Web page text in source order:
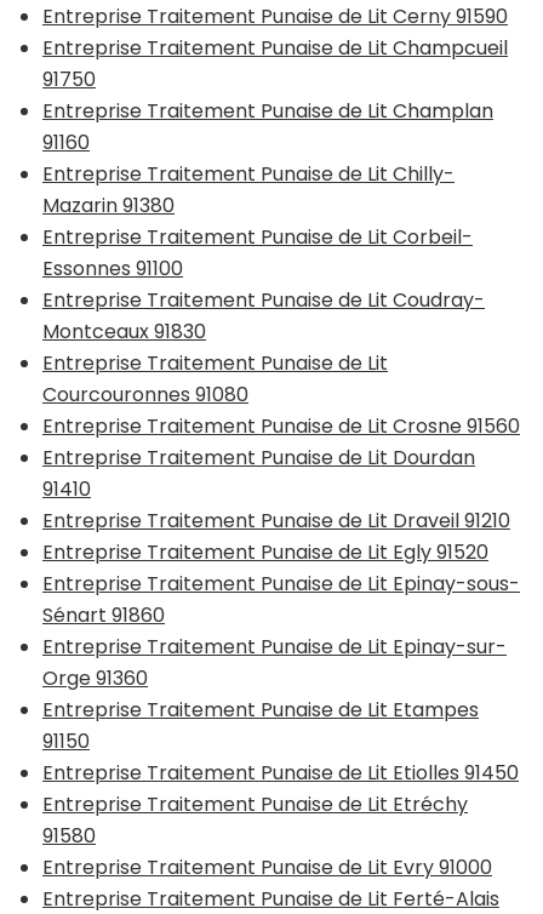
Entreprise Traitement Punaise de Lit Cerny 91590
Entreprise Traitement Punaise de Lit Champcueil
91750
Entreprise Traitement Punaise de Lit Champlan
91160
Entreprise Traitement Punaise de Lit Chilly-
Mazarin 91380
Entreprise Traitement Punaise de Lit Corbeil-
Essonnes 91100
Entreprise Traitement Punaise de Lit Coudray-
Montceaux 91830
Entreprise Traitement Punaise de Lit
Courcouronnes 91080
Entreprise Traitement Punaise de Lit Crosne 91560
Entreprise Traitement Punaise de Lit Dourdan
91410
Entreprise Traitement Punaise de Lit Draveil 91210
Entreprise Traitement Punaise de Lit Egly 91520
Entreprise Traitement Punaise de Lit Epinay-sous-
Sénart 91860
Entreprise Traitement Punaise de Lit Epinay-sur-
Orge 91360
Entreprise Traitement Punaise de Lit Etampes
91150
Entreprise Traitement Punaise de Lit Etiolles 91450
Entreprise Traitement Punaise de Lit Etréchy
91580
Entreprise Traitement Punaise de Lit Evry 91000
Entreprise Traitement Punaise de Lit Ferté-Alais